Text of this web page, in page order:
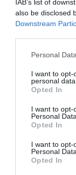
IAB’s list of
also be disclosed
Downstream
Personal
I want to opt-
personal data.
Opted In
I want to opt-
Personal Data.
Opted In
I want to opt-
Personal
Opted In
Σχετικά Άρθρα